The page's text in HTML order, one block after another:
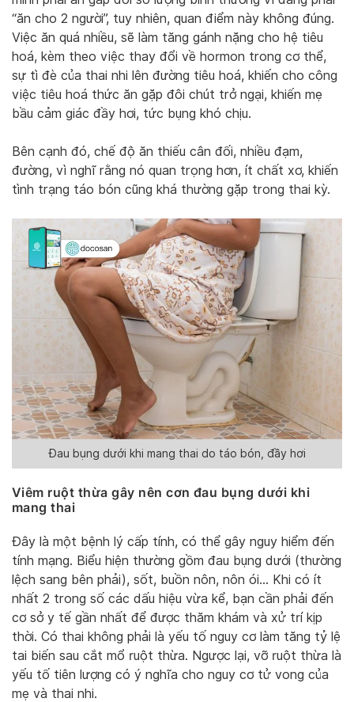
“ăn cho 2 người”, tuy nhiên, quan điểm này không đúng.
Việc ăn quá nhiều, sẽ làm tăng gánh nặng cho hệ tiêu
hoá, kèm theo việc thay đổi về hormon trong cơ thể,
sự tì đè của thai nhi lên đường tiêu hoá, khiến cho công
việc tiêu hoá thức ăn gặp đôi chút trở ngại, khiến mẹ
bầu cảm giác đầy hơi, tức bụng khó chịu.
Bên cạnh đó, chế độ ăn thiếu cân đối, nhiều đạm,
đường, vì nghĩ rằng nó quan trọng hơn, ít chất xơ, khiến
tình trạng táo bón cũng khá thường gặp trong thai kỳ.
Đau bụng dưới khi mang thai do táo bón, đầy hơi
Viêm ruột thừa gây nên cơn đau bụng dưới khi
mang thai
Đây là một bệnh lý cấp tính, có thể gây nguy hiểm đến
tính mạng. Biểu hiện thường gồm đau bụng dưới (thường
lệch sang bên phải), sốt, buồn nôn, nôn ói… Khi có ít
nhất 2 trong số các dấu hiệu vừa kể, bạn cần phải đến
cơ sở y tế gần nhất để được thăm khám và xử trí kịp
thời. Có thai không phải là yếu tố nguy cơ làm tăng tỷ lệ
tai biến sau cắt mổ ruột thừa. Ngược lại, vỡ ruột thừa là
yếu tố tiên lượng có ý nghĩa cho nguy cơ tử vong của
mẹ và thai nhi.